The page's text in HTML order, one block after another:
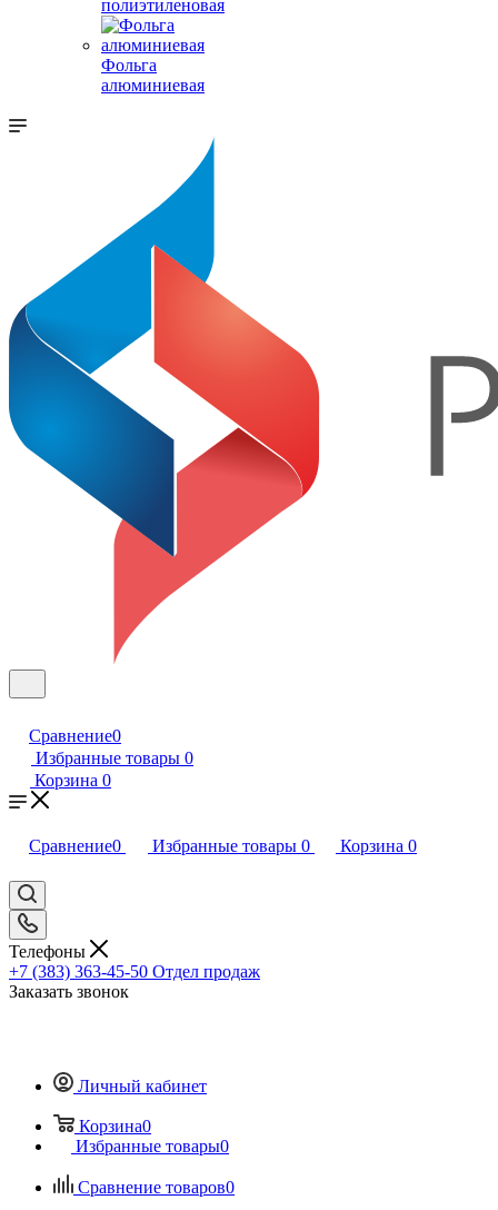
полиэтиленовая
Фольга
алюминиевая
Сравнение0
Избранные товары 0
Корзина 0
Сравнение0 Избранные товары 0 Корзина 0
Телефоны
+7 (383) 363-45-50 Отдел продаж
Заказать звонок
Личный кабинет
Корзина0
Избранные товары0
Сравнение товаров0